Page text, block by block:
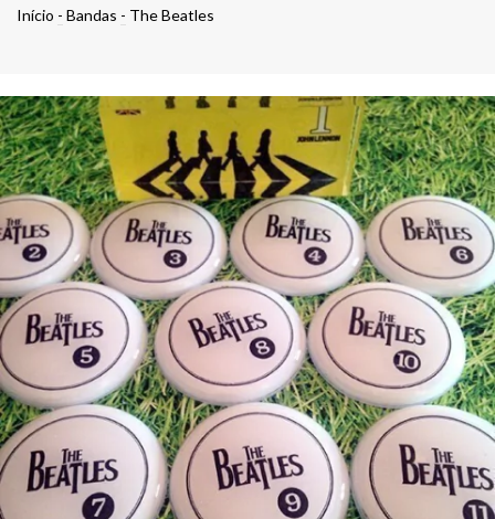
Início - Bandas - The Beatles